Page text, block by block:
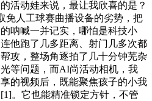
活动娃来说，最让我欣喜的是？
免人工球赛曲播设备的劣势，把
呐喊一并记实，哪怕是科技小
他跑了几多距离、射门几多次都
攻，整场角逐拍了几十分钟芜杂
等问题，而AI尚活动相机，我
的视频后，既能聚焦孩子的小我
。它也能精准锁定方针，不管